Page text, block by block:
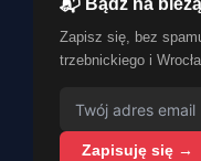
📬 Bądź na
Zapisz się, bez
trzebnickiego i
Zapisuję się →